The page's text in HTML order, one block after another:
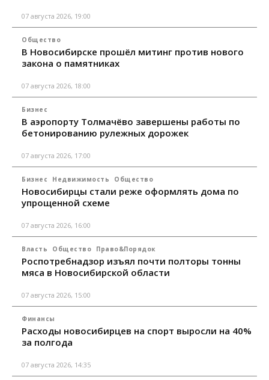
07 августа 2026, 19:00
Общество
В Новосибирске прошёл митинг против нового
закона о памятниках
07 августа 2026, 18:00
Бизнес
В аэропорту Толмачёво завершены работы по
бетонированию рулежных дорожек
07 августа 2026, 17:00
Бизнес Недвижимость Общество
Новосибирцы стали реже оформлять дома по
упрощенной схеме
07 августа 2026, 16:00
Власть Общество Право&Порядок
Роспотребнадзор изъял почти полторы тонны
мяса в Новосибирской области
07 августа 2026, 15:00
Финансы
Расходы новосибирцев на спорт выросли на 40%
за полгода
07 августа 2026, 14:35